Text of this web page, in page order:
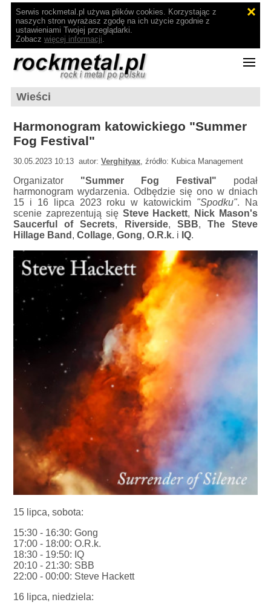
Serwis rockmetal.pl używa plików cookies. Korzystając z
naszych stron wyrażasz zgodę na ich użycie zgodnie z
ustawieniami Twojej przeglądarki.
Zobacz więcej informacji.
Wieści
Harmonogram katowickiego "Summer
Fog Festival"
30.05.2023 10:13 autor:Verghityax, źródło: Kubica Management
Organizator "Summer Fog Festival" podał
harmonogram wydarzenia. Odbędzie się ono w dniach
15 i 16 lipca 2023 roku w katowickim "Spodku". Na
scenie zaprezentują się Steve Hackett,
Nick Mason's
Saucerful of Secrets, Riverside, SBB, The Steve
Hillage Band ,Collage,Gong,O.R.k. i IQ.
15 lipca, sobota:
15:30 - 16:30: Gong
17:00 - 18:00: O.R.k.
18:30 - 19:50: IQ
20:10 - 21:30: SBB
22:00 - 00:00: Steve Hackett
16 lipca, niedziela: